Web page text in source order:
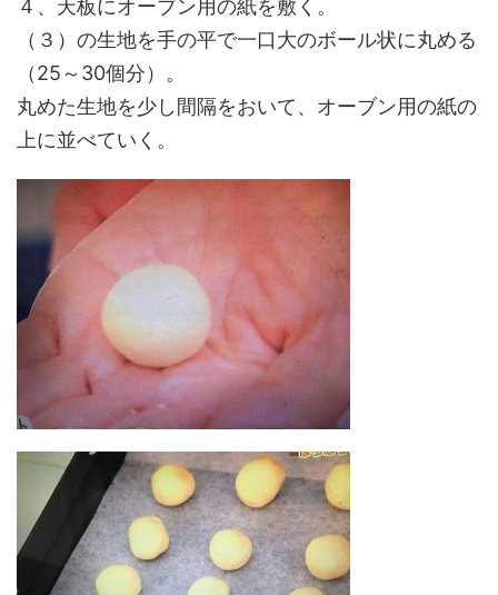
４、天板にオーブン用の紙を敷く。
（３）の生地を手の平で一口大のボール状に丸める
（25～30個分）。
丸めた生地を少し間隔をおいて、オーブン用の紙の
上に並べていく。